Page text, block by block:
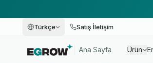
Türkçe Satış İletişim
Ana Sayfa Ürün